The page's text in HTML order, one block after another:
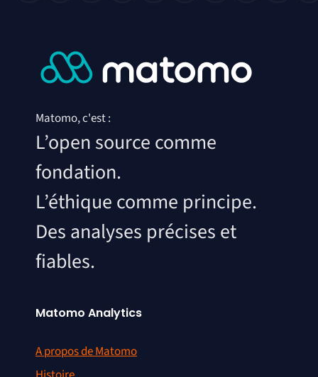
Matomo, c'est :
L’open source comme
fondation.
L’éthique comme principe.
Des analyses précises et
fiables.
Matomo Analytics
A propos de Matomo